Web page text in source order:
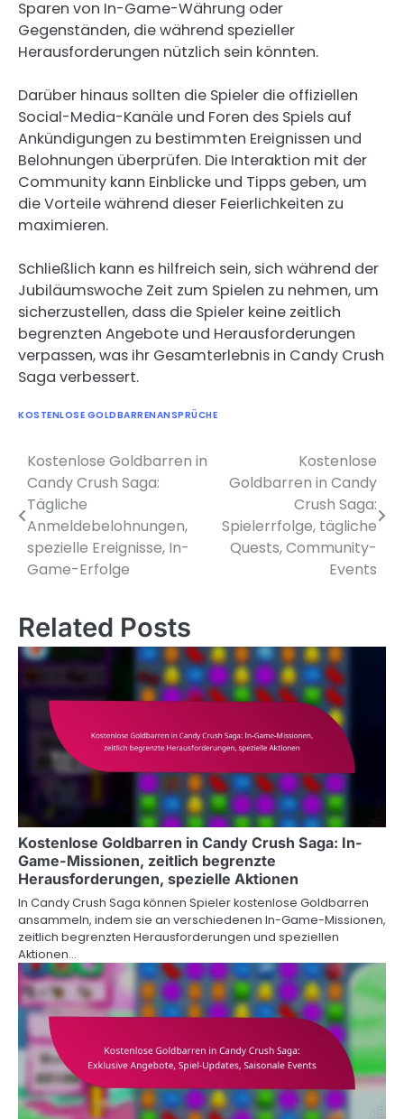
Sparen von In-Game-Währung oder
Gegenständen, die während spezieller
Herausforderungen nützlich sein könnten.
Darüber hinaus sollten die Spieler die offiziellen
Social-Media-Kanäle und Foren des Spiels auf
Ankündigungen zu bestimmten Ereignissen und
Belohnungen überprüfen. Die Interaktion mit der
Community kann Einblicke und Tipps geben, um
die Vorteile während dieser Feierlichkeiten zu
maximieren.
Schließlich kann es hilfreich sein, sich während der
Jubiläumswoche Zeit zum Spielen zu nehmen, um
sicherzustellen, dass die Spieler keine zeitlich
begrenzten Angebote und Herausforderungen
verpassen, was ihr Gesamterlebnis in Candy Crush
Saga verbessert.
KOSTENLOSE GOLDBARRENANSPRÜCHE
Post
navigation
Kostenlose Goldbarren in
Candy Crush Saga:
Tägliche
Anmeldebelohnungen,
spezielle Ereignisse, In-
Game-Erfolge
Kostenlose
Goldbarren in Candy
Crush Saga:
Spielerrfolge, tägliche
Quests, Community-
Events
Related Posts
Kostenlose Goldbarren in Candy Crush Saga: In-
Game-Missionen, zeitlich begrenzte
Herausforderungen, spezielle Aktionen
In Candy Crush Saga können Spieler kostenlose Goldbarren
ansammeln, indem sie an verschiedenen In-Game-Missionen,
zeitlich begrenzten Herausforderungen und speziellen
Aktionen…